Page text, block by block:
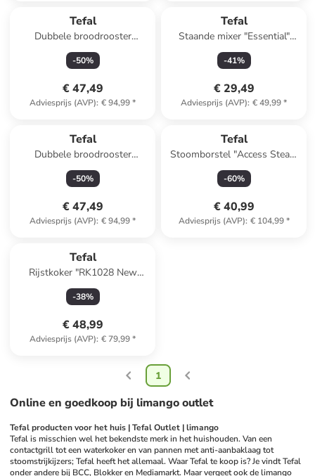
Tefal
Dubbele broodrooster
zwart/zilverkleurig
-50%
€ 47,49
Adviesprijs (AVP): € 94,99*
Tefal
Staande mixer "Essential"
zwart - 1,85 l
-41%
€ 29,49
Adviesprijs (AVP): € 49,99*
Tefal
Dubbele broodrooster
wit/zilverkleurig
-50%
€ 47,49
Adviesprijs (AVP): € 94,99*
Tefal
Stoomborstel "Access Steam
Pocket" wit/zwart
-60%
€ 40,99
Adviesprijs (AVP): € 104,99*
Tefal
Rijstkoker "RK1028 New
Classic" zwart - 3 l
-38%
€ 48,99
Adviesprijs (AVP): € 79,99*
1
Online en goedkoop bij limango outlet
Tefal producten voor het huis | Tefal Outlet | limango
Tefal is misschien wel het bekendste merk in het huishouden. Van een
contactgrill tot een waterkoker en van pannen met anti-aanbaklaag tot
stoomstrijkijzers; Tefal heeft het allemaal. Waar Tefal te koop is? Je vindt Tefal